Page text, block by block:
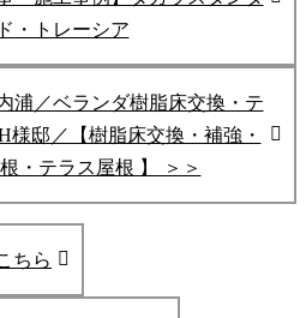
・トレーシア
浦／ベランダ樹脂床交換・テ
様邸／【樹脂床交換・補強・
・テラス屋根 】 ＞＞
ちら